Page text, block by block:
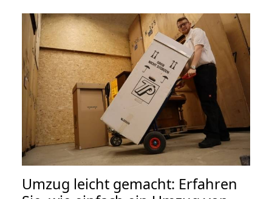
Umzug leicht gemacht: Erfahren